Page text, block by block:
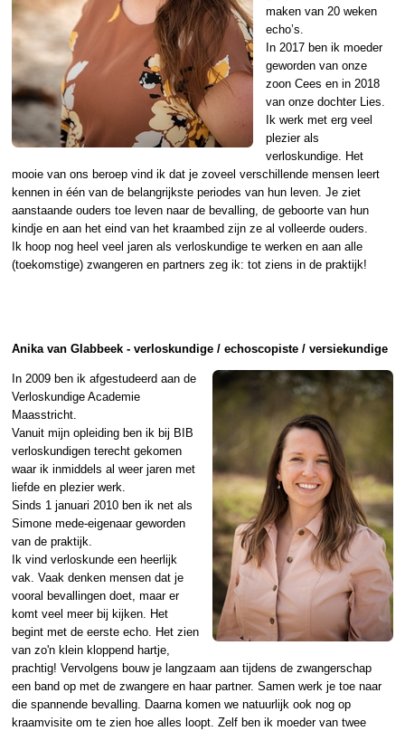
maken van 20 weken
echo’s.
In 2017 ben ik moeder
geworden van onze
zoon Cees en in 2018
van onze dochter Lies.
Ik werk met erg veel
plezier als
verloskundige. Het
mooie van ons beroep vind ik dat je zoveel verschillende mensen leert
kennen in één van de belangrijkste periodes van hun leven. Je ziet
aanstaande ouders toe leven naar de bevalling, de geboorte van hun
kindje en aan het eind van het kraambed zijn ze al volleerde ouders.
Ik hoop nog heel veel jaren als verloskundige te werken en aan alle
(toekomstige) zwangeren en partners zeg ik: tot ziens in de praktijk!
Anika van Glabbeek - verloskundige / echoscopiste / versiekundige
In 2009 ben ik afgestudeerd aan de
Verloskundige Academie
Maasstricht.
Vanuit mijn opleiding ben ik bij BIB
verloskundigen terecht gekomen
waar ik inmiddels al weer jaren met
liefde en plezier werk.
Sinds 1 januari 2010 ben ik net als
Simone mede-eigenaar geworden
van de praktijk.
Ik vind verloskunde een heerlijk
vak. Vaak denken mensen dat je
vooral bevallingen doet, maar er
komt veel meer bij kijken. Het
begint met de eerste echo. Het zien
van zo'n klein kloppend hartje,
prachtig! Vervolgens bouw je langzaam aan tijdens de zwangerschap
een band op met de zwangere en haar partner. Samen werk je toe naar
die spannende bevalling. Daarna komen we natuurlijk ook nog op
kraamvisite om te zien hoe alles loopt. Zelf ben ik moeder van twee